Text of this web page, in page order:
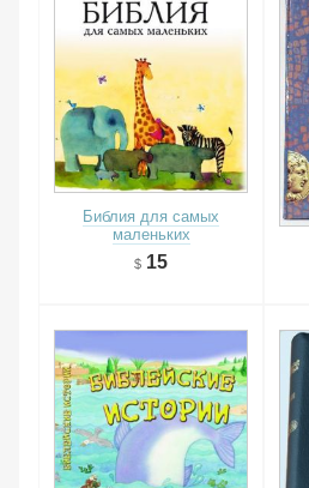
Библия для самых
маленьких
15